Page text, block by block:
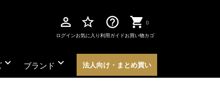
perm_identity
ログイン
star_border
お気に入り
help_outline
利用ガイド
0
お買い物カゴ
expand_more ブランド expand_more 法人向け・まとめ買い